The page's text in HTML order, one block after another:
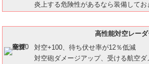
炎上する危険性があるなら装備してお
高性能対空レー
対空+100、待ち伏せ率が12％低減
対空砲ダメージアップ、受ける航空